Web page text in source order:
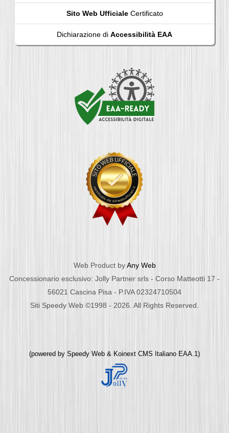
Sito Web UfficialeCertificato
Dichiarazione di Accessibilità EAA
Web Product byAny Web
Concessionario esclusivo: Jolly Partner srls - Corso Matteotti 17 -
56021 Cascina Pisa - P.IVA 02324710504
Siti Speedy Web ©1998 - 2026. All Rights Reserved.
(powered by Speedy Web & Koinext CMS Italiano EAA.1)